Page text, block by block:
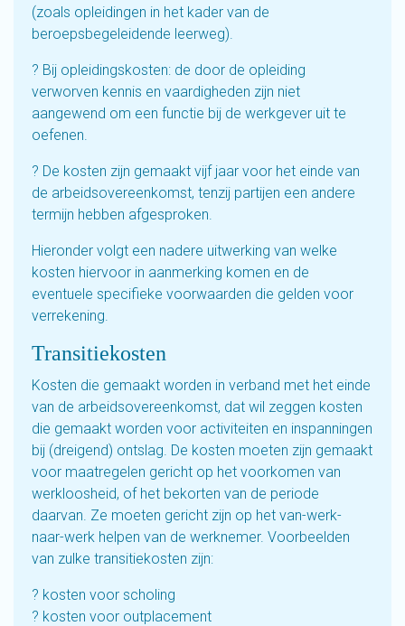
(zoals opleidingen in het kader van de
beroepsbegeleidende leerweg).
? Bij opleidingskosten: de door de opleiding
verworven kennis en vaardigheden zijn niet
aangewend om een functie bij de werkgever uit te
oefenen.
? De kosten zijn gemaakt vijf jaar voor het einde van
de arbeidsovereenkomst, tenzij partijen een andere
termijn hebben afgesproken.
Hieronder volgt een nadere uitwerking van welke
kosten hiervoor in aanmerking komen en de
eventuele specifieke voorwaarden die gelden voor
verrekening.
Transitiekosten
Kosten die gemaakt worden in verband met het einde
van de arbeidsovereenkomst, dat wil zeggen kosten
die gemaakt worden voor activiteiten en inspanningen
bij (dreigend) ontslag. De kosten moeten zijn gemaakt
voor maatregelen gericht op het voorkomen van
werkloosheid, of het bekorten van de periode
daarvan. Ze moeten gericht zijn op het van-werk-
naar-werk helpen van de werknemer. Voorbeelden
van zulke transitiekosten zijn:
? kosten voor scholing
? kosten voor outplacement